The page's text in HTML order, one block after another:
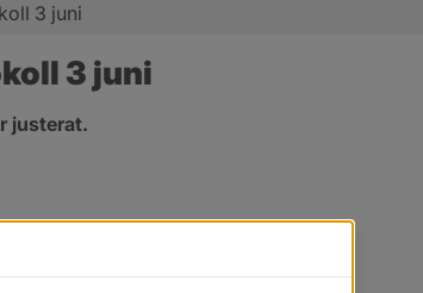
3 juni
3 juni
justerat.
fönster.